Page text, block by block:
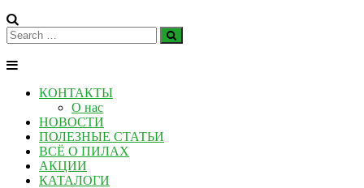
КОНТАКТЫ
О нас
НОВОСТИ
ПОЛЕЗНЫЕ СТАТЬИ
ВСЁ О ПИЛАХ
АКЦИИ
КАТАЛОГИ